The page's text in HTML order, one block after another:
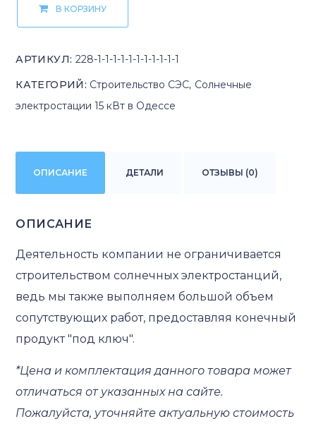
В КОРЗИНУ
АРТИКУЛ: 228-1-1-1-1-1-1-1-1-1-1-1
КАТЕГОРИЙ: Строительство СЭС, Солнечные
электростации 15 кВт в Одессе
ОПИСАНИЕ ДЕТАЛИ ОТЗЫВЫ (0)
ОПИСАНИЕ
Деятельность компании не ограничивается
строительством солнечных электростанций,
ведь мы также выполняем большой объем
сопутствующих работ, предоставляя конечный
продукт "под ключ".
*Цена и комплектация данного товара может
отличаться от указанных на сайте.
Пожалуйста, уточняйте актуальную стоимость